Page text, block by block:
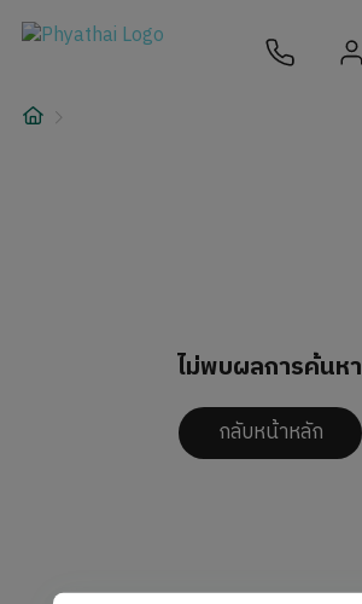
TH English
ไม่พบผลการค้นหา
กลับหน้าหลัก